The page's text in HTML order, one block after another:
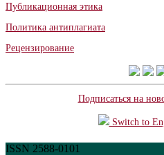
Публикационная этика
Политика антиплагиата
Рецензирование
Подписаться на
Switch to
ISSN 2588-0101